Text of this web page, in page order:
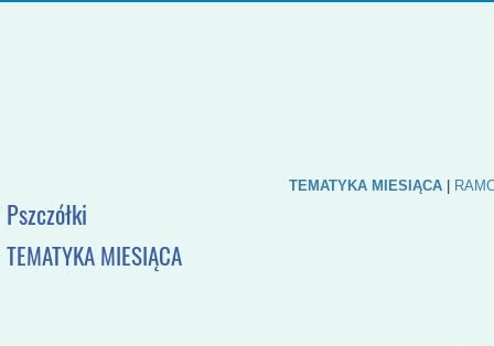
TEMATYKA MIESIĄCA
Pszczółki
TEMATYKA MIESIĄCA